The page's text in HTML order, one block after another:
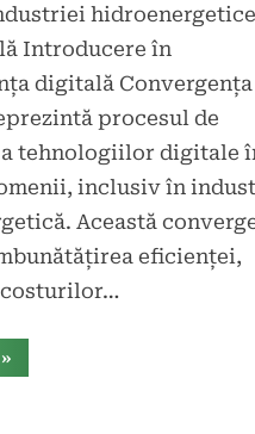
Introducere în
digitală Convergența
procesul de
tehnologiilor digitale
inclusiv în
Această
eficienței,